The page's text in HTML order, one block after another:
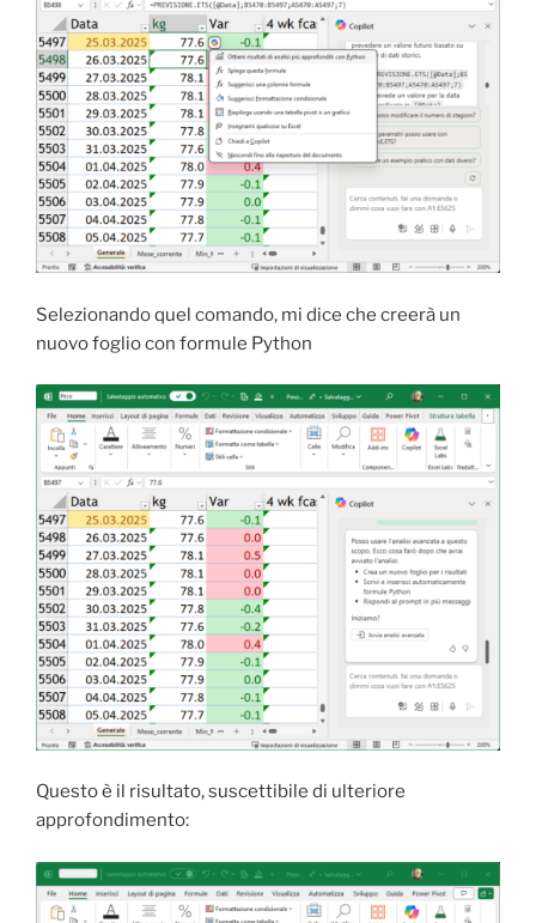
Selezionando quel comando, mi dice che creerà un
nuovo foglio con formule Python
Questo è il risultato, suscettibile di ulteriore
approfondimento: